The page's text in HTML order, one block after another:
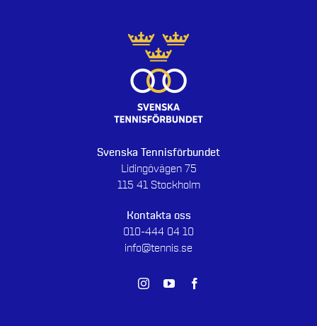
Svenska Tennisförbundet
Lidingövägen 75
115 41 Stockholm
Kontakta oss
010-444 04 10
info@tennis.se